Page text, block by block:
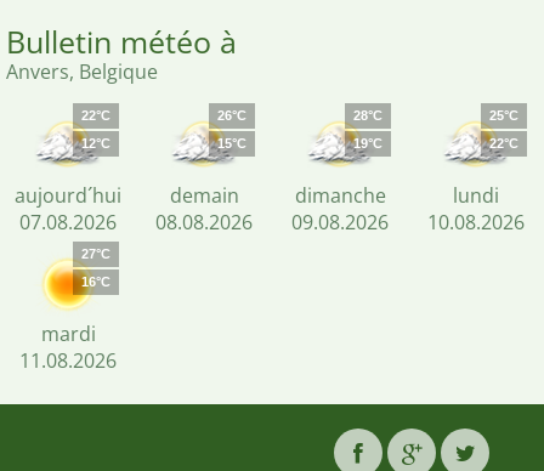
Bulletin météo à
Anvers, Belgique
22°C
12°C
aujourd´hui
07.08.2026
26°C
15°C
demain
08.08.2026
28°C
19°C
dimanche
09.08.2026
25°C
22°C
lundi
10.08.2026
27°C
16°C
mardi
11.08.2026